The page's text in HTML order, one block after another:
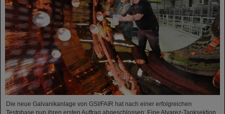
Die neue Galvanikanlage von GSI/FAIR hat nach einer erfolgreichen
Testphase nun ihren ersten Auftrag abgeschlossen: Eine Alvarez-Tanksektion